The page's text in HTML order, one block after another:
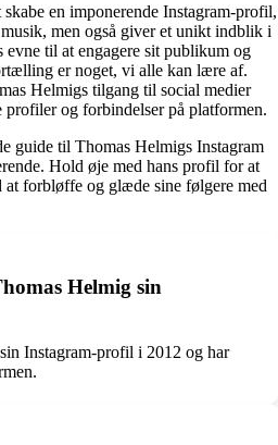
en imponerende Instagram-profil,
men også giver et unikt indblik i
til at engagere sit publikum og
er noget, vi alle kan lære af.
Helmigs tilgang til social medier
profiler og forbindelser på platformen.
guide til Thomas Helmigs Instagram
Hold øje med hans profil for at
at forbløffe og glæde sine følgere med
Helmig sin
Instagram-profil i 2012 og har